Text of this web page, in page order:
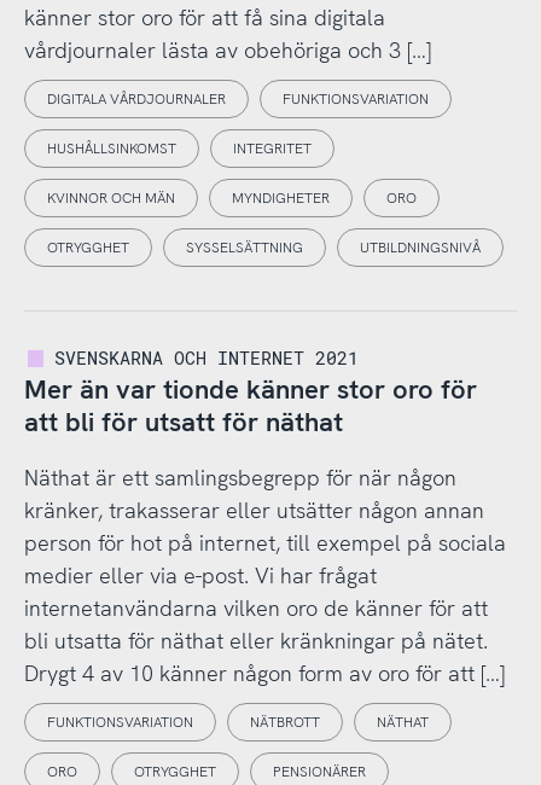
känner stor oro för att få sina digitala
vårdjournaler lästa av obehöriga och 3 […]
DIGITALA VÅRDJOURNALER FUNKTIONSVARIATION
HUSHÅLLSINKOMST INTEGRITET
KVINNOR OCH MÄN MYNDIGHETER ORO
OTRYGGHET SYSSELSÄTTNING UTBILDNINGSNIVÅ
SVENSKARNA OCH INTERNET 2021
Mer än var tionde känner stor oro för
att bli för utsatt för näthat
Näthat är ett samlingsbegrepp för när någon
kränker, trakasserar eller utsätter någon annan
person för hot på internet, till exempel på sociala
medier eller via e-post. Vi har frågat
internetanvändarna vilken oro de känner för att
bli utsatta för näthat eller kränkningar på nätet.
Drygt 4 av 10 känner någon form av oro för att […]
FUNKTIONSVARIATION NÄTBROTT NÄTHAT
ORO OTRYGGHET PENSIONÄRER